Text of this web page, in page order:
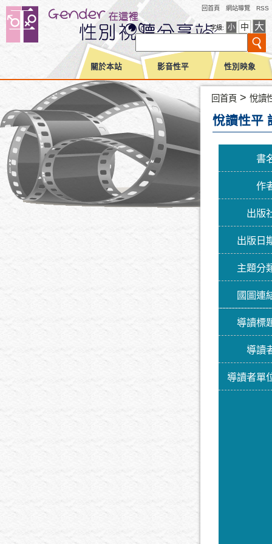
回首頁 網站導覽 RSS
字級: 小 中 大
關於本站 影音性平 性別映象
悅讀性平
回首頁 > 悅讀
書
作
出版
出版日
主題分
國圖連
導讀標
導讀
導讀者單